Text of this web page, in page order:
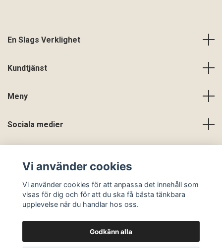
En Slags Verklighet
Kundtjänst
Meny
Sociala medier
Vi använder cookies
Vi använder cookies för att anpassa det innehåll som
visas för dig och för att du ska få bästa tänkbara
upplevelse när du handlar hos oss.
Godkänn alla